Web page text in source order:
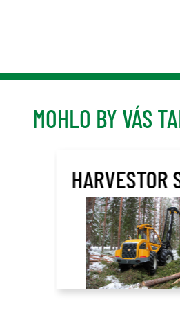
MOHLO BY VÁS